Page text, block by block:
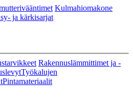
Kulmahiomakone
ja kärkisarjat
Rakennuslämmittimet ja -
Työkalujen
Pintamateriaalit